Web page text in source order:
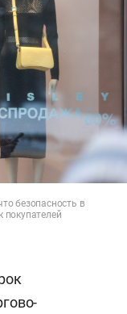
безопасность в
покупателей